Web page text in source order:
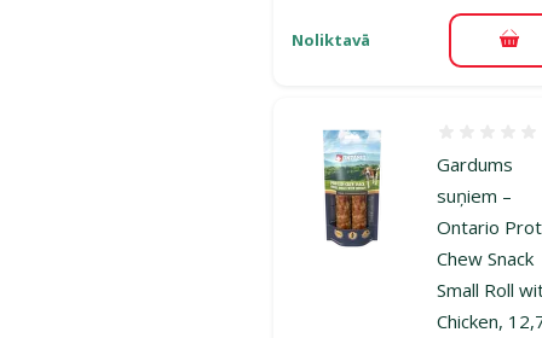
Noliktavā
Gardums
suņiem –
Ontario
Chew Snack
Small Roll
Chicken,